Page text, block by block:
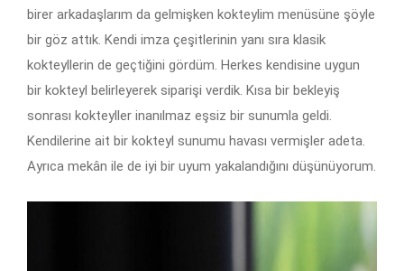
birer arkadaşlarım da gelmişken kokteylim menüsüne şöyle
bir göz attık. Kendi imza çeşitlerinin yanı sıra klasik
kokteyllerin de geçtiğini gördüm. Herkes kendisine uygun
bir kokteyl belirleyerek siparişi verdik. Kısa bir bekleyiş
sonrası kokteyller inanılmaz eşsiz bir sunumla geldi.
Kendilerine ait bir kokteyl sunumu havası vermişler adeta.
Ayrıca mekân ile de iyi bir uyum yakalandığını düşünüyorum.